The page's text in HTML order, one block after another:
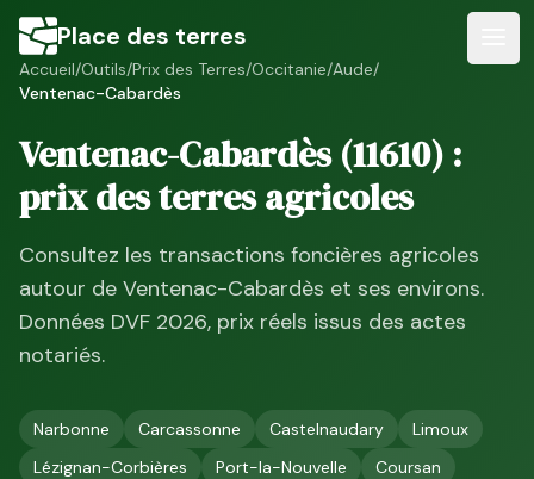
Place des terres
Accueil/Outils/Prix des Terres/Occitanie/Aude/
Ventenac-Cabardès
Ventenac-Cabardès(11610) :
prix des terres agricoles
Consultez les transactions foncières agricoles
autour de Ventenac-Cabardès et ses environs.
Données DVF 2026, prix réels issus des actes
notariés.
Narbonne Carcassonne Castelnaudary
Limoux
Lézignan-Corbières
Port-la-Nouvelle
Coursan